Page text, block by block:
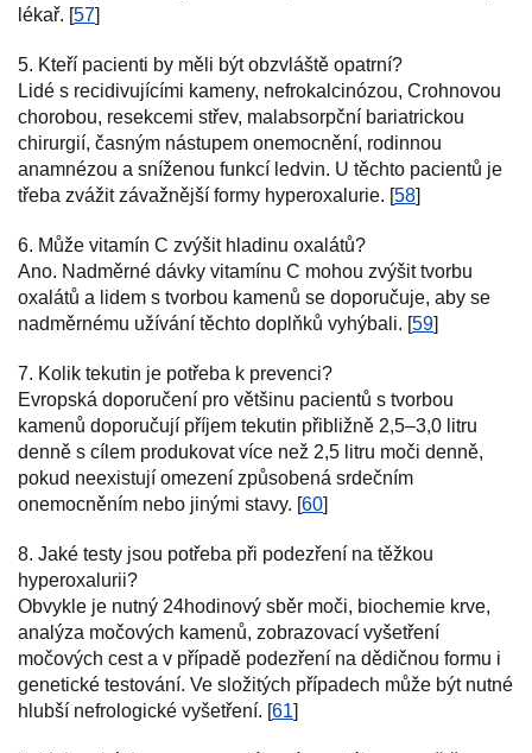
lékař. [57]
5. Kteří pacienti by měli být obzvláště opatrní?
Lidé s recidivujícími kameny, nefrokalcinózou, Crohnovou
chorobou, resekcemi střev, malabsorpční bariatrickou
chirurgií, časným nástupem onemocnění, rodinnou
anamnézou a sníženou funkcí ledvin. U těchto pacientů je
třeba zvážit závažnější formy hyperoxalurie. [58]
6. Může vitamín C zvýšit hladinu oxalátů?
Ano. Nadměrné dávky vitamínu C mohou zvýšit tvorbu
oxalátů a lidem s tvorbou kamenů se doporučuje, aby se
nadměrnému užívání těchto doplňků vyhýbali. [59]
7. Kolik tekutin je potřeba k prevenci?
Evropská doporučení pro většinu pacientů s tvorbou
kamenů doporučují příjem tekutin přibližně 2,5–3,0 litru
denně s cílem produkovat více než 2,5 litru moči denně,
pokud neexistují omezení způsobená srdečním
onemocněním nebo jinými stavy. [60]
8. Jaké testy jsou potřeba při podezření na těžkou
hyperoxalurii?
Obvykle je nutný 24hodinový sběr moči, biochemie krve,
analýza močových kamenů, zobrazovací vyšetření
močových cest a v případě podezření na dědičnou formu i
genetické testování. Ve složitých případech může být nutné
hlubší nefrologické vyšetření. [61]